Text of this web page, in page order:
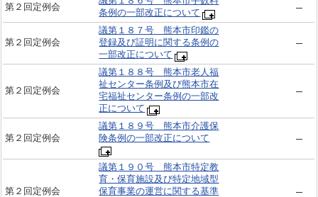
第２回定例会
条例の一部改正について
第２回定例会
議第１８７号 熊本市印鑑の
登録及び証明に関する条例の
一部改正について
第２回定例会
議第１８８号 熊本市老人福
祉センター条例及び熊本市在
宅福祉センター条例の一部改
正について
第２回定例会
議第１８９号 熊本市介護保
険条例の一部改正について
第２回定例会
議第１９０号 熊本市特定教
育・保育施設及び特定地域型
保育事業の運営に関する基準